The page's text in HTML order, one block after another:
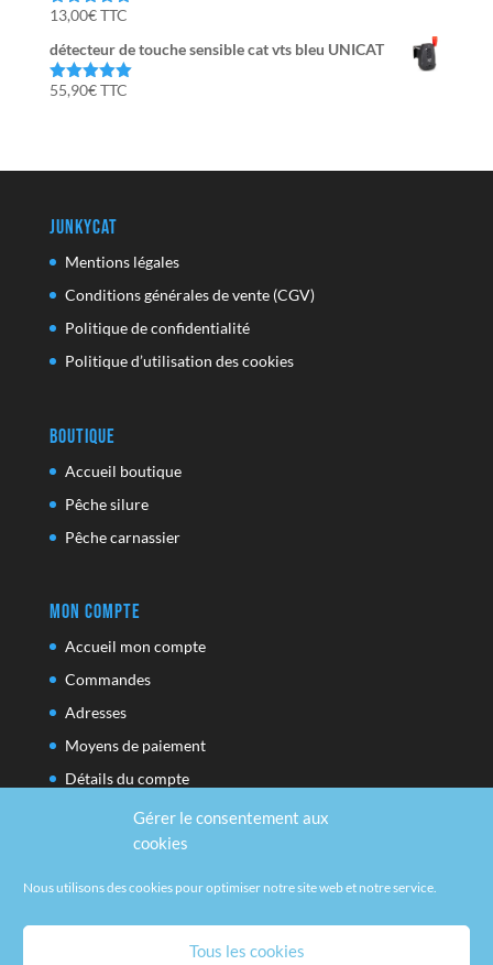
Gérer le consentement aux
cookies
Nous utilisons des cookies pour optimiser notre site web et notre service.
Tous les cookies
Note5.00
13,00€TTC
détecteur de touche sensible cat vts bleu UNICAT
Note5.00
55,90€TTC
JunkyCat
Mentions légales
Conditions générales de vente (CGV)
Politique de confidentialité
Politique d’utilisation des cookies
Boutique
Accueil boutique
Pêche silure
Pêche carnassier
Mon compte
Accueil mon compte
Commandes
Adresses
Moyens de paiement
Détails du compte
Réseaux sociaux